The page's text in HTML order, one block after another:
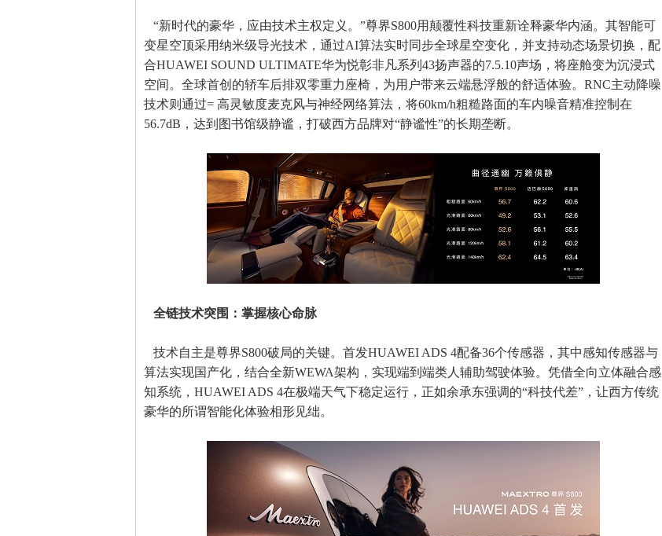
“新时代的豪华，应由技术主权定义。”尊界S800用颠覆性科技重新诠释豪华内涵。其智能可
变星空顶采用纳米级导光技术，通过AI算法实时同步全球星空变化，并支持动态场景切换，配
合HUAWEI SOUND ULTIMATE华为悦彰非凡系列43扬声器的7.5.10声场，将座舱变为沉浸式
空间。全球首创的轿车后排双零重力座椅，为用户带来云端悬浮般的舒适体验。RNC主动降噪
技术则通过= 高灵敏度麦克风与神经网络算法，将60km/h粗糙路面的车内噪音精准控制在
56.7dB，达到图书馆级静谧，打破西方品牌对“静谧性”的长期垄断。
全链技术突围：掌握核心命脉
技术自主是尊界S800破局的关键。首发HUAWEI ADS 4配备36个传感器，其中感知传感器与
算法实现国产化，结合全新WEWA架构，实现端到端类人辅助驾驶体验。凭借全向立体融合感
知系统，HUAWEI ADS 4在极端天气下稳定运行，正如余承东强调的“科技代差”，让西方传统
豪华的所谓智能化体验相形见绌。